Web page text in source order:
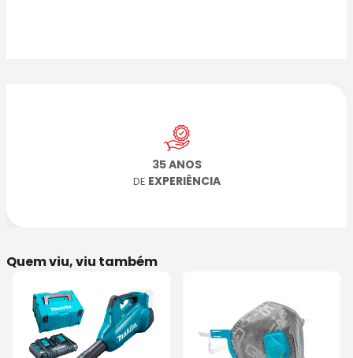
35 ANOS
DE EXPERIÊNCIA
Quem viu, viu também